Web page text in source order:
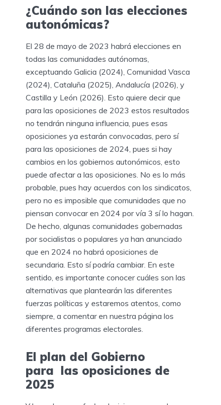
¿Cuándo son las elecciones
autonómicas?
El 28 de mayo de 2023 habrá elecciones en
todas las comunidades autónomas,
exceptuando Galicia (2024), Comunidad Vasca
(2024), Cataluña (2025), Andalucía (2026), y
Castilla y León (2026). Esto quiere decir que
para las oposiciones de 2023 estos resultados
no tendrán ninguna influencia, pues esas
oposiciones ya estarán convocadas, pero sí
para las oposiciones de 2024, pues si hay
cambios en los gobiernos autonómicos, esto
puede afectar a las oposiciones. No es lo más
probable, pues hay acuerdos con los sindicatos,
pero no es imposible que comunidades que no
piensan convocar en 2024 por vía 3 sí lo hagan.
De hecho, algunas comunidades gobernadas
por socialistas o populares ya han anunciado
que en 2024 no habrá oposiciones de
secundaria. Esto sí podría cambiar. En este
sentido, es importante conocer cuáles son las
alternativas que plantearán las diferentes
fuerzas políticas y estaremos atentos, como
siempre, a comentar en nuestra página los
diferentes programas electorales.
El plan del Gobierno
para las oposiciones de
2025